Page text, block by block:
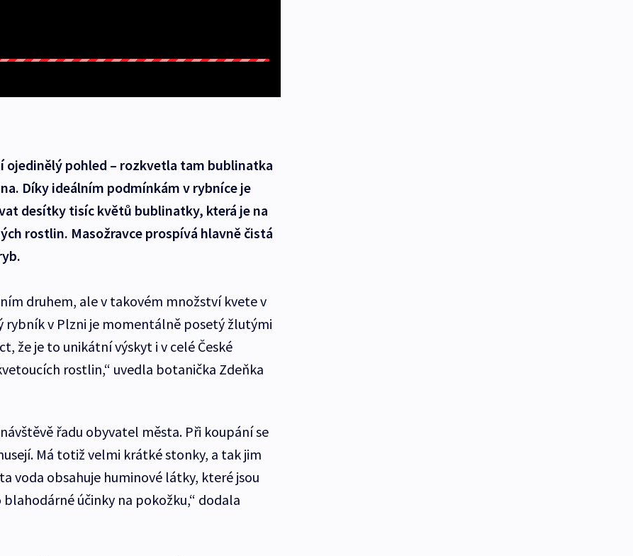
ojedinělý pohled –⁠ rozkvetla tam bublinatka
Díky ideálním podmínkám v rybníce je
desítky tisíc květů bublinatky, která je na
rostlin. Masožravce prospívá hlavně čistá
druhem, ale v takovém množství kvete v
rybník v Plzni je momentálně posetý žlutými
že je to unikátní výskyt i v celé České
rostlin,“ uvedla botanička Zdeňka
řadu obyvatel města. Při koupání se
Má totiž velmi krátké stonky, a tak jim
voda obsahuje huminové látky, které jsou
účinky na pokožku,“ dodala